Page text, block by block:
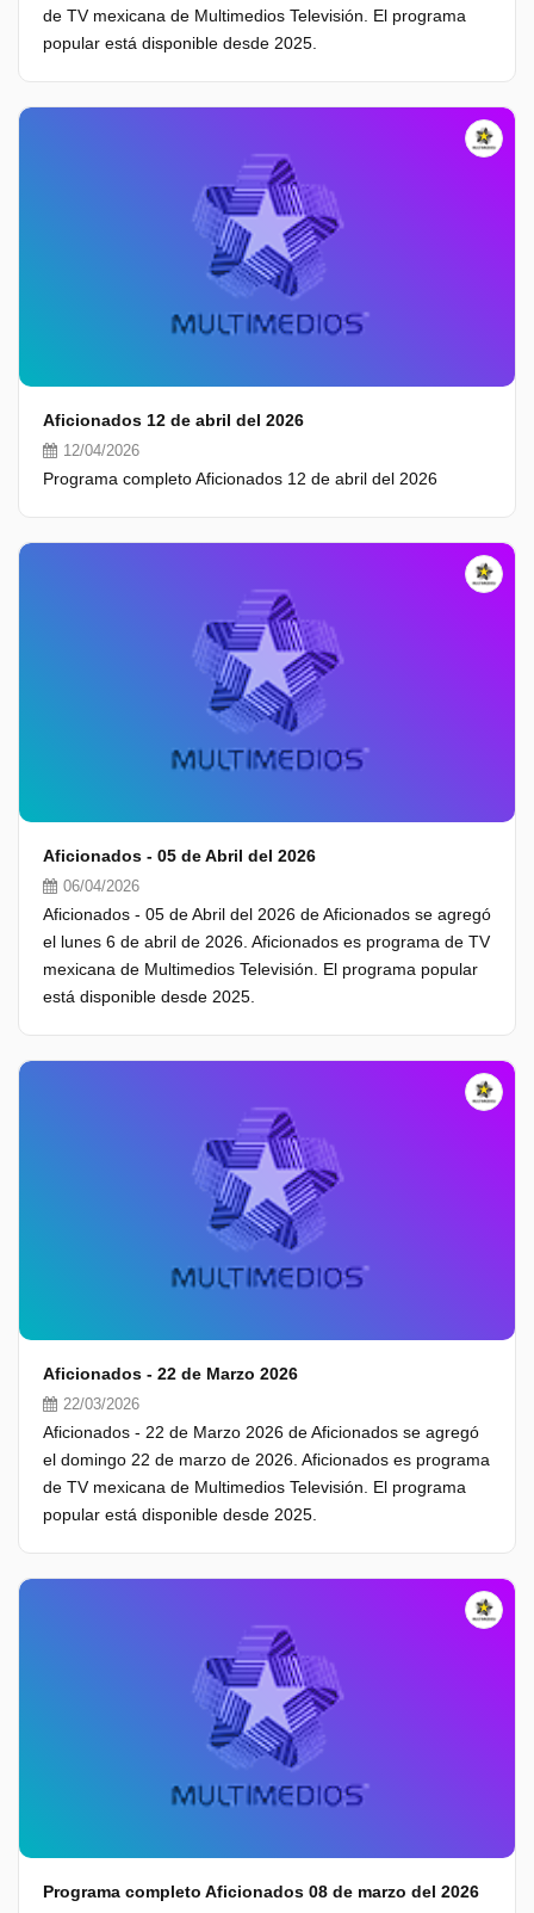
de TV mexicana de Multimedios Televisión. El programa
popular está disponible desde 2025.
Aficionados 12 de abril del 2026
12/04/2026
Programa completo Aficionados 12 de abril del 2026
Aficionados - 05 de Abril del 2026
06/04/2026
Aficionados - 05 de Abril del 2026 de Aficionados se agregó
el lunes 6 de abril de 2026. Aficionados es programa de TV
mexicana de Multimedios Televisión. El programa popular
está disponible desde 2025.
Aficionados - 22 de Marzo 2026
22/03/2026
Aficionados - 22 de Marzo 2026 de Aficionados se agregó
el domingo 22 de marzo de 2026. Aficionados es programa
de TV mexicana de Multimedios Televisión. El programa
popular está disponible desde 2025.
Programa completo Aficionados 08 de marzo del 2026